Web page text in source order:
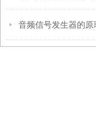
音频信号发生器的原